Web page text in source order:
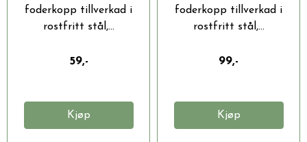
foderkopp tillverkad i
rostfritt stål,...
59,-
Kjøp
foderkopp tillverkad i
rostfritt stål,...
99,-
Kjøp